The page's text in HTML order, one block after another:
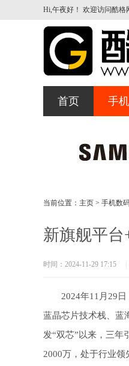
Hi,午夜好！ 欢迎访问酷格
首页 手
当前位置： 主页 > 手机数
新旗舰平台
时间：2024-11-29 17:15
2024年11月29
蓝晶芯片技术栈、蓝
发“双芯”以来，三年
2000万，处于行业领